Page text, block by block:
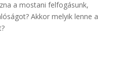
a mostani felfogásunk,
Akkor melyik lenne a